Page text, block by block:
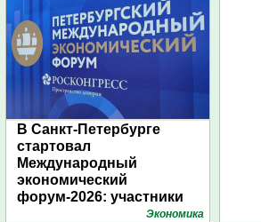
В Санкт-Петербурге
стартовал
Международный
экономический
форум-2026: участники
подготовили креативные
Экономика